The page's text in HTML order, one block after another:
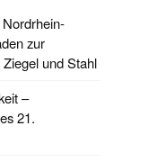
zur
und Stahl
–
21.